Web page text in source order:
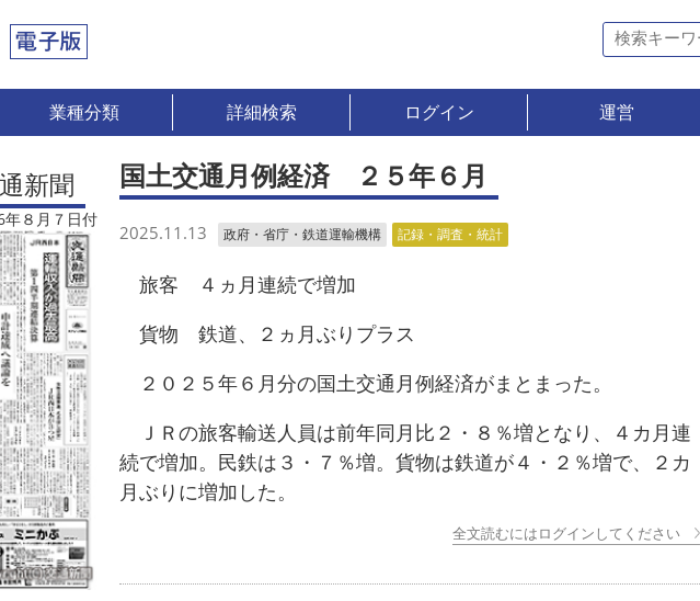
業種分類 詳細検索 ログイン 運営
新聞
年８月７日付
国土交通月例経済 ２５年６月
2025.11.13 政府・省庁・鉄道運輸機構 記録・調査・統計
旅客 ４ヵ月連続で増加
貨物 鉄道、２ヵ月ぶりプラス
２０２５年６月分の国土交通月例経済がまとまった。
ＪＲの旅客輸送人員は前年同月比２・８％増となり、４カ月連
続で増加。民鉄は３・７％増。貨物は鉄道が４・２％増で、２カ
月ぶりに増加した。
全文読むにはログインしてください